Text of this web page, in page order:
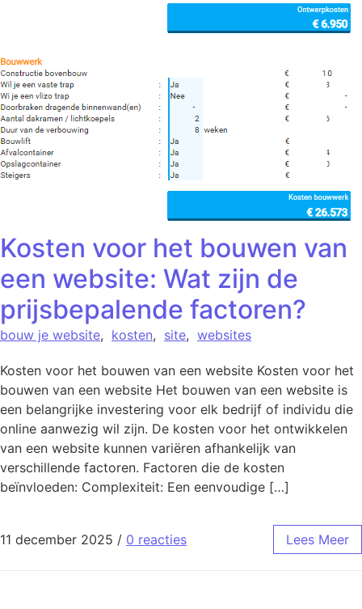
Kosten voor het bouwen van
een website: Wat zijn de
prijsbepalende factoren?
bouw je website, kosten, site, websites
Kosten voor het bouwen van een website Kosten voor het
bouwen van een website Het bouwen van een website is
een belangrijke investering voor elk bedrijf of individu die
online aanwezig wil zijn. De kosten voor het ontwikkelen
van een website kunnen variëren afhankelijk van
verschillende factoren. Factoren die de kosten
beïnvloeden: Complexiteit: Een eenvoudige […]
11 december 2025 / 0 reacties Lees Meer